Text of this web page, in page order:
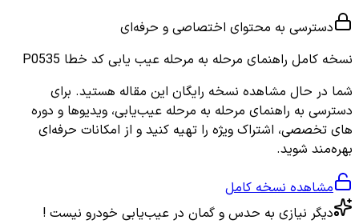
دسترسی به محتوای اختصاصی و حرفه‌ای
نسخه کامل راهنمای مرحله به مرحله عیب یابی کد خطا P0535
شما در حال مشاهده نسخه رایگان این مقاله هستید. برای
دسترسی به راهنمای مرحله به مرحله عیب‌یابی، ویدیوها و دوره
های تخصصی، اشتراک ویژه را تهیه کنید و از امکانات حرفه‌ای
بهره‌مند شوید.
مشاهده نسخه کامل
دیگر نیازی به حدس و گمان در عیب‌یابی خودرو نیست !